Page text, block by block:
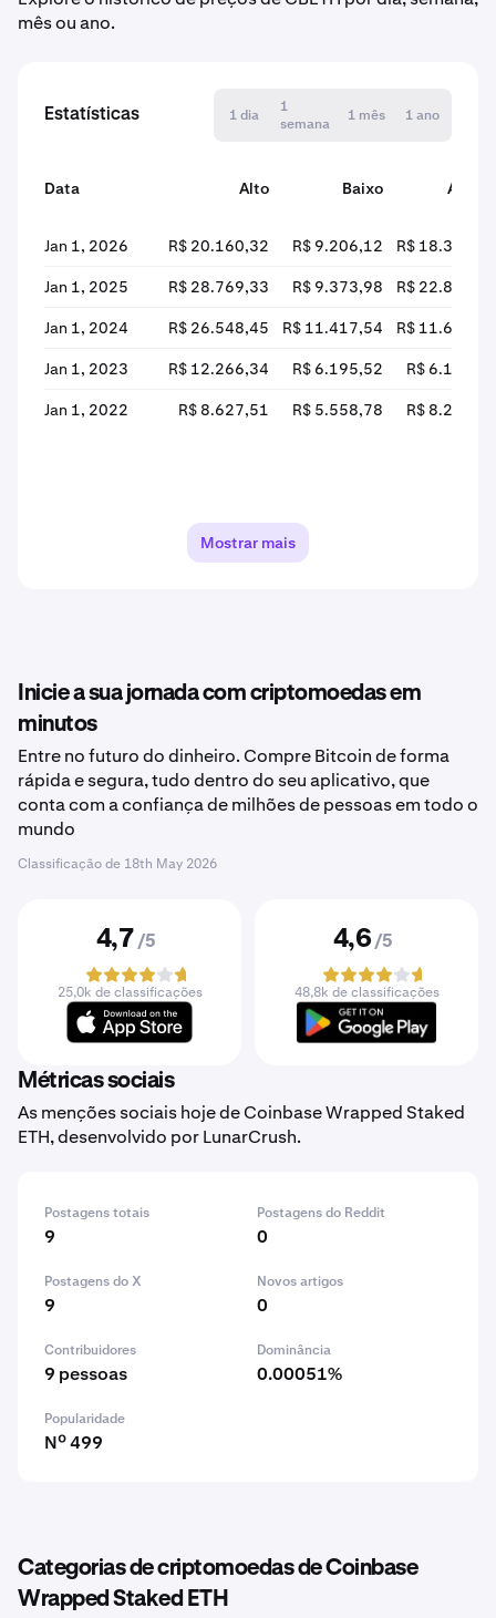
mês ou ano.
Estatísticas 1 dia
1
semana
1 mês 1 ano
Data Alto Baixo Aberto
Jan 1, 2026 R$ 20.160,32 R$ 9.206,12 R$ 18.330,12
Jan 1, 2025 R$ 28.769,33 R$ 9.373,98 R$ 22.817,98
Jan 1, 2024 R$ 26.548,45 R$ 11.417,54 R$ 11.680,38
Jan 1, 2023 R$ 12.266,34 R$ 6.195,52 R$ 6.195,52
Jan 1, 2022 R$ 8.627,51 R$ 5.558,78 R$ 8.202,20
Mostrar mais
Inicie a sua jornada com criptomoedas em
minutos
Entre no futuro do dinheiro. Compre Bitcoin de forma
rápida e segura, tudo dentro do seu aplicativo, que
conta com a confiança de milhões de pessoas em todo o
mundo
Classificação de 18th May 2026
4,7 /5
25,0k de classificações
4,6 /5
48,8k de classificações
Métricas sociais
As menções sociais hoje de Coinbase Wrapped Staked
ETH, desenvolvido por LunarCrush.
Postagens totais
9
Postagens do Reddit
0
Postagens do X
9
Novos artigos
0
Contribuidores
9 pessoas
Dominância
0.00051%
Popularidade
Nº 499
Categorias de criptomoedas de Coinbase
Wrapped Staked ETH